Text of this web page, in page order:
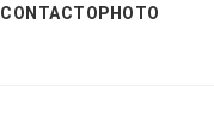
CONTACTOPHOTO